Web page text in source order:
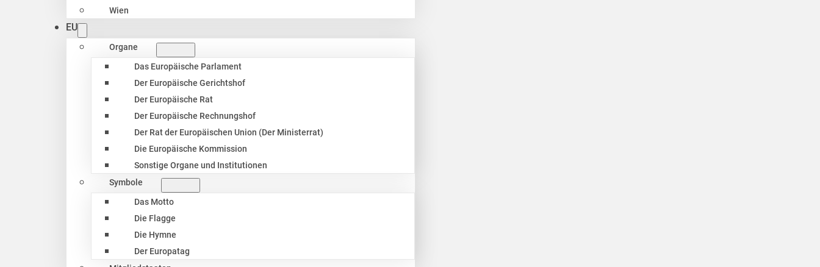
Wien
EU
Organe
Das Europäische Parlament
Der Europäische Gerichtshof
Der Europäische Rat
Der Europäische Rechnungshof
Der Rat der Europäischen Union (Der Ministerrat)
Die Europäische Kommission
Sonstige Organe und Institutionen
Symbole
Das Motto
Die Flagge
Die Hymne
Der Europatag